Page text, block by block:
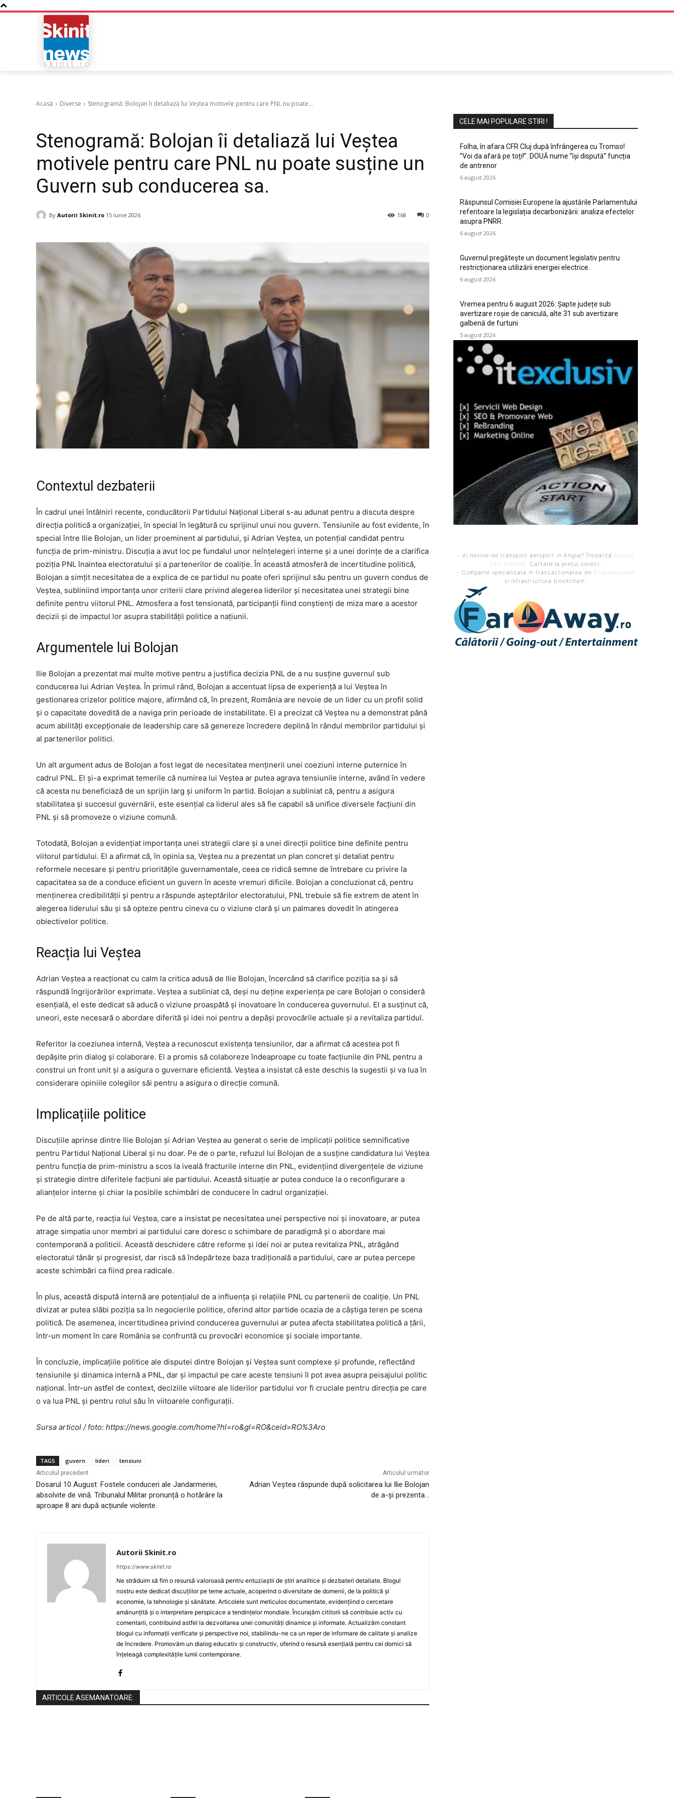
Acasă Diverse Stenogramă: Bolojan îi detaliază lui Veștea motivele pentru care PNL nu poate...
Stenogramă: Bolojan îi detaliază lui Veștea
motivele pentru care PNL nu poate susține un
Guvern sub conducerea sa.
By Autorii Skinit.ro 15 iunie 2026 0
168
Contextul dezbaterii
În cadrul unei întâlniri recente, conducătorii Partidului Național Liberal s-au adunat pentru a discuta despre
direcția politică a organizației, în special în legătură cu sprijinul unui nou guvern. Tensiunile au fost evidente, în
special între Ilie Bolojan, un lider proeminent al partidului, și Adrian Veștea, un potențial candidat pentru
funcția de prim-ministru. Discuția a avut loc pe fundalul unor neînțelegeri interne și a unei dorințe de a clarifica
poziția PNL înaintea electoratului și a partenerilor de coaliție. În această atmosferă de incertitudine politică,
Bolojan a simțit necesitatea de a explica de ce partidul nu poate oferi sprijinul său pentru un guvern condus de
Veștea, subliniind importanța unor criterii clare privind alegerea liderilor și necesitatea unei strategii bine
definite pentru viitorul PNL. Atmosfera a fost tensionată, participanții fiind conștienți de miza mare a acestor
decizii și de impactul lor asupra stabilității politice a națiunii.
Argumentele lui Bolojan
Ilie Bolojan a prezentat mai multe motive pentru a justifica decizia PNL de a nu susține guvernul sub
conducerea lui Adrian Veștea. În primul rând, Bolojan a accentuat lipsa de experiență a lui Veștea în
gestionarea crizelor politice majore, afirmând că, în prezent, România are nevoie de un lider cu un profil solid
și o capacitate dovedită de a naviga prin perioade de instabilitate. El a precizat că Veștea nu a demonstrat până
acum abilități excepționale de leadership care să genereze încredere deplină în rândul membrilor partidului și
al partenerilor politici.
Un alt argument adus de Bolojan a fost legat de necesitatea menținerii unei coeziuni interne puternice în
cadrul PNL. El și-a exprimat temerile că numirea lui Veștea ar putea agrava tensiunile interne, având în vedere
că acesta nu beneficiază de un sprijin larg și uniform în partid. Bolojan a subliniat că, pentru a asigura
stabilitatea și succesul guvernării, este esențial ca liderul ales să fie capabil să unifice diversele facțiuni din
PNL și să promoveze o viziune comună.
Totodată, Bolojan a evidențiat importanța unei strategii clare și a unei direcții politice bine definite pentru
viitorul partidului. El a afirmat că, în opinia sa, Veștea nu a prezentat un plan concret și detaliat pentru
reformele necesare și pentru prioritățile guvernamentale, ceea ce ridică semne de întrebare cu privire la
capacitatea sa de a conduce eficient un guvern în aceste vremuri dificile. Bolojan a concluzionat că, pentru
menținerea credibilității și pentru a răspunde așteptărilor electoratului, PNL trebuie să fie extrem de atent în
alegerea liderului său și să opteze pentru cineva cu o viziune clară și un palmares dovedit în atingerea
obiectivelor politice.
Reacția lui Veștea
Adrian Veștea a reacționat cu calm la critica adusă de Ilie Bolojan, încercând să clarifice poziția sa și să
răspundă îngrijorărilor exprimate. Veștea a subliniat că, deși nu deține experiența pe care Bolojan o consideră
esențială, el este dedicat să aducă o viziune proaspătă și inovatoare în conducerea guvernului. El a susținut că,
uneori, este necesară o abordare diferită și idei noi pentru a depăși provocările actuale și a revitaliza partidul.
Referitor la coeziunea internă, Veștea a recunoscut existența tensiunilor, dar a afirmat că acestea pot fi
depășite prin dialog și colaborare. El a promis să colaboreze îndeaproape cu toate facțiunile din PNL pentru a
construi un front unit și a asigura o guvernare eficientă. Veștea a insistat că este deschis la sugestii și va lua în
considerare opiniile colegilor săi pentru a asigura o direcție comună.
Implicațiile politice
Discuțiile aprinse dintre Ilie Bolojan și Adrian Veștea au generat o serie de implicații politice semnificative
pentru Partidul Național Liberal și nu doar. Pe de o parte, refuzul lui Bolojan de a susține candidatura lui Veștea
pentru funcția de prim-ministru a scos la iveală fracturile interne din PNL, evidențiind divergențele de viziune
și strategie dintre diferitele facțiuni ale partidului. Această situație ar putea conduce la o reconfigurare a
alianțelor interne și chiar la posibile schimbări de conducere în cadrul organizației.
Pe de altă parte, reacția lui Veștea, care a insistat pe necesitatea unei perspective noi și inovatoare, ar putea
atrage simpatia unor membri ai partidului care doresc o schimbare de paradigmă și o abordare mai
contemporană a politicii. Această deschidere către reforme și idei noi ar putea revitaliza PNL, atrăgând
electoratul tânăr și progresist, dar riscă să îndepărteze baza tradițională a partidului, care ar putea percepe
aceste schimbări ca fiind prea radicale.
În plus, această dispută internă are potențialul de a influența și relațiile PNL cu partenerii de coaliție. Un PNL
divizat ar putea slăbi poziția sa în negocierile politice, oferind altor partide ocazia de a câștiga teren pe scena
politică. De asemenea, incertitudinea privind conducerea guvernului ar putea afecta stabilitatea politică a țării,
într-un moment în care România se confruntă cu provocări economice și sociale importante.
În concluzie, implicațiile politice ale disputei dintre Bolojan și Veștea sunt complexe și profunde, reflectând
tensiunile și dinamica internă a PNL, dar și impactul pe care aceste tensiuni îl pot avea asupra peisajului politic
național. Într-un astfel de context, deciziile viitoare ale liderilor partidului vor fi cruciale pentru direcția pe care
o va lua PNL și pentru rolul său în viitoarele configurații.
Sursa articol / foto: https://news.google.com/home?hl=ro&gl=RO&ceid=RO%3Aro
TAGS guvern lideri tensiuni
Articolul precedent
Dosarul 10 August: Fostele conduceri ale Jandarmeriei,
absolvite de vină. Tribunalul Militar pronunță o hotărâre la
aproape 8 ani după acțiunile violente.
Articolul următor
Adrian Veștea răspunde după solicitarea lui Ilie Bolojan
de a-și prezenta…
Autorii Skinit.ro
https://www.skinit.ro
Ne străduim să fim o resursă valoroasă pentru entuziaștii de știri analitice și dezbateri detaliate. Blogul
nostru este dedicat discuțiilor pe teme actuale, acoperind o diversitate de domenii, de la politică și
economie, la tehnologie și sănătate. Articolele sunt meticulos documentate, evidențiind o cercetare
amănunțită și o interpretare perspicace a tendințelor mondiale. Încurajăm cititorii să contribuie activ cu
comentarii, contribuind astfel la dezvoltarea unei comunități dinamice și informate. Actualizăm constant
blogul cu informații verificate și perspective noi, stabilindu-ne ca un reper de informare de calitate și analize
de încredere. Promovăm un dialog educativ și constructiv, oferind o resursă esențială pentru cei dornici să
înțeleagă complexitățile lumii contemporane.
ARTICOLE ASEMANATOARE:
CELE MAI POPULARE STIRI !
Folha, în afara CFR Cluj după înfrângerea cu Tromso!
”Voi da afară pe toți!”. DOUĂ nume ”își dispută” funcția
de antrenor
6 august 2026
Răspunsul Comisiei Europene la ajustările Parlamentului
referitoare la legislația decarbonizării: analiza efectelor
asupra PNRR.
6 august 2026
Guvernul pregătește un document legislativ pentru
restricționarea utilizării energiei electrice.
6 august 2026
Vremea pentru 6 august 2026: Șapte județe sub
avertizare roșie de caniculă, alte 31 sub avertizare
galbenă de furtuni
5 august 2026
- Ai nevoie de transport aeroport in Anglia? Încearcă Airport
Taxi London. Calitate la prețul corect.
- Companie specializata in tranzactionarea de Criptomonede
si infrastructura blockchain.